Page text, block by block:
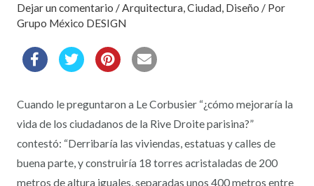
Dejar un comentario /Arquitectura,Ciudad, Diseño / Por
Grupo México DESIGN
Cuando le preguntaron a Le Corbusier “¿cómo mejoraría la
vida de los ciudadanos de la Rive Droite parisina?”
contestó: “Derribaría las viviendas, estatuas y calles de
buena parte, y construiría 18 torres acristaladas de 200
metros de altura iguales, separadas unos 400 metros entre